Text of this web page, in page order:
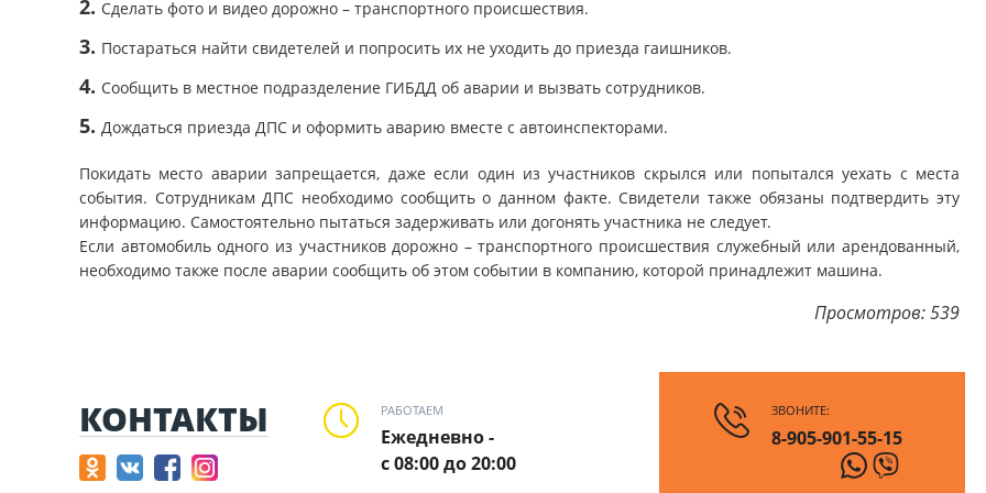
Сделать фото и видео дорожно – транспортного происшествия.
Постараться найти свидетелей и попросить их не уходить до приезда гаишников.
Сообщить в местное подразделение ГИБДД об аварии и вызвать сотрудников.
Дождаться приезда ДПС и оформить аварию вместе с автоинспекторами.
Покидать место аварии запрещается, даже если один из участников скрылся или попытался уехать с места
события. Сотрудникам ДПС необходимо сообщить о данном факте. Свидетели также обязаны подтвердить эту
информацию. Самостоятельно пытаться задерживать или догонять участника не следует.
Если автомобиль одного из участников дорожно – транспортного происшествия служебный или арендованный,
необходимо также после аварии сообщить об этом событии в компанию, которой принадлежит машина.
Просмотров: 539
КОНТАКТЫ РАБОТАЕМ
Ежедневно -
с 08:00 до 20:00
ЗВОНИТЕ:
8-905-901-55-15